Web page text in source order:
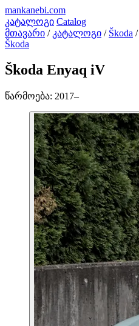
mankanebi.com
კატალოგი Catalog
მთავარი / კატალოგი / Škoda /
Škoda
Škoda Enyaq iV
წარმოება: 2017–